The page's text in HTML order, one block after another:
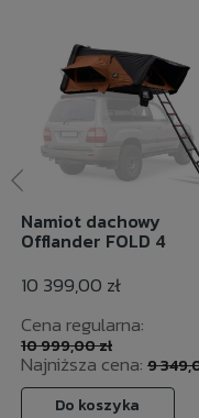
Namiot dachowy
Offlander FOLD 4
10 399,00 zł
Cena regularna:
10 999,00 zł
Najniższa cena: 9
Do koszyka